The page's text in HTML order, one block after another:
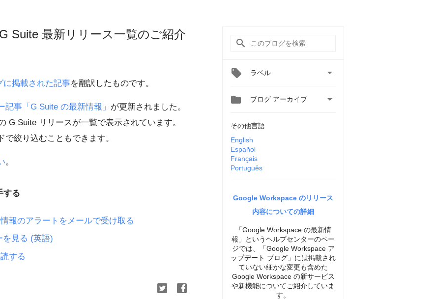
Suite 最新リリース一覧のご紹介
に掲載された記事を翻訳したものです。
記事「G Suite の最新情報」 が更新されました。
G Suite リリースが一覧で表示されています。
絞り込むこともできます。
。
する
報のアラートをメールで受け取る
を見る (英語)
する
ラベル 
 ブログ アーカイブ 
その他言語
English
Español
Français
Português
Google Workspace のリリース
内容についての詳細
「Google Workspace の最新情
報」というヘルプセンターのペー
ジでは、「Google Workspace ア
ップデート ブログ」には掲載され
ていない細かな変更も含めた
Google Workspace の新サービス
や新機能についてご紹介していま
す。